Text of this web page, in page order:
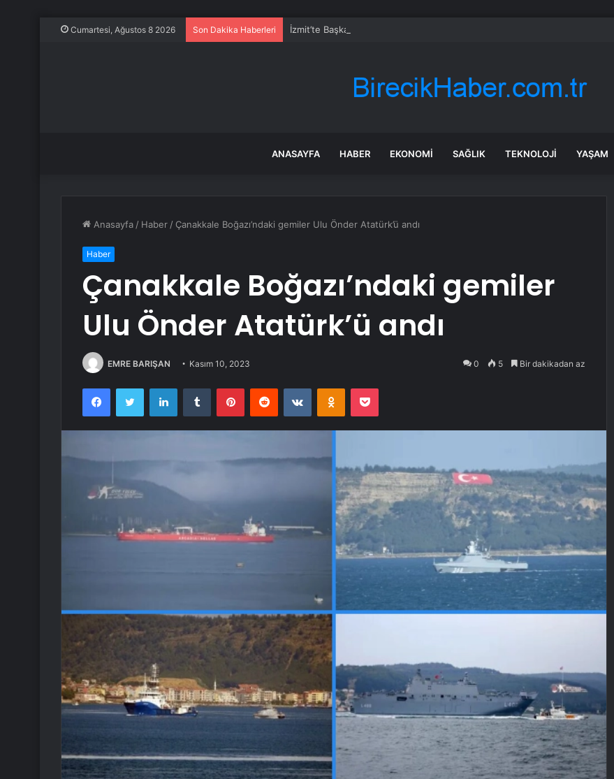
Cumartesi, Ağustos 8 2026 Son Dakika Haberleri İzmit’te Başkanvekili belli oldu
ANASAYFA HABER EKONOMI SAĞLIK TEKNOLOJI YAŞAM
Anasayfa / Haber / Çanakkale Boğazı’ndaki gemiler Ulu Önder Atatürk’ü andı
Haber
Çanakkale Boğazı’ndaki gemiler
Ulu Önder Atatürk’ü andı
EMRE BARIŞAN Kasım 10, 2023 0 5 Bir dakikadan az
FacebookTwitter LinkedInTumblr PinterestReddit VKontakteOdnoklassniki
Pocket